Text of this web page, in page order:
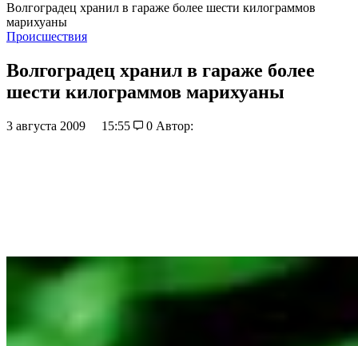
Волгоградец хранил в гараже более шести килограммов
марихуаны
Происшествия
Волгоградец хранил в гараже более
шести килограммов марихуаны
3 августа 2009 15:55 0 Автор: